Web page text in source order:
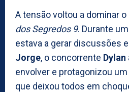
A tensão voltou a dominar
dos Segredos 9. Durante
estava a gerar discussões
Jorge, o concorrente Dylan
envolver e protagonizou
que deixou todos em